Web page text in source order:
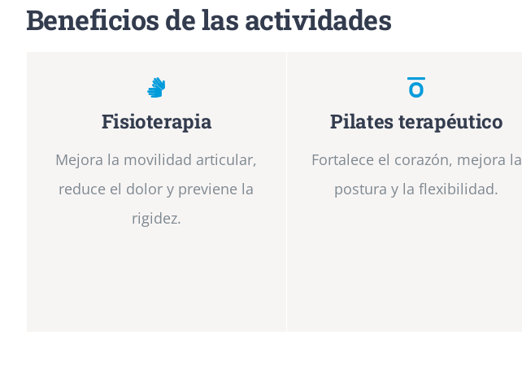
Beneficios de las actividades
Fisioterapia
Mejora la movilidad articular,
reduce el dolor y previene la
rigidez.
Pilates terapéutico
Fortalece el corazón, mejora la
postura y la flexibilidad.